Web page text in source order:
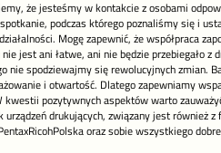
że jesteśmy w kontakcie z osobami
podczas którego poznaliśmy się i
Mogę zapewnić, że współpraca
jest ani łatwe, ani nie będzie przebiegało
nie spodziewajmy się rewolucyjnych zmian.
i otwartość. Dlatego zapewniamy
kwestii pozytywnych aspektów warto
urządzeń drukujących, związany jest również z
oraz sobie wszystkiego